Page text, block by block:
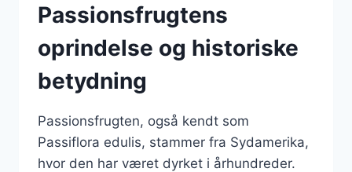
Passionsfrugtens
oprindelse og historiske
betydning
Passionsfrugten, også kendt som
Passiflora edulis, stammer fra Sydamerika,
hvor den har været dyrket i århundreder.